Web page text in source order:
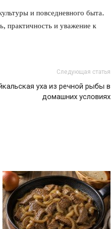
и повседневного быта.
практичность и уважение к
Следующая статья
уха из речной рыбы в
домашних условиях